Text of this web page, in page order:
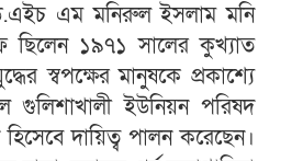
এম মনিরুল ইসলাম মনি
ছিলেন ১৯৭১ সালের কুখ্যাত
স্বপক্ষের মানুষকে প্রকাশ্যে
গুলিশাখালী ইউনিয়ন পরিষদ
দায়িত্ব পালন করেছেন।